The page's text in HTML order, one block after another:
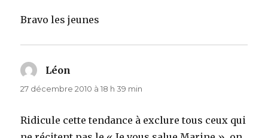
Bravo les jeunes
Léon
27 décembre 2010 à 18 h 39 min
Ridicule cette tendance à exclure tous ceux qui